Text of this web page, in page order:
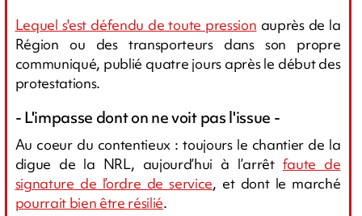
Lequel s'est défendu de toute pression auprès de la
Région ou des transporteurs dans son propre
communiqué, publié quatre jours après le début des
protestations.
- L'impasse dont on ne voit pas l'issue -
Au coeur du contentieux : toujours le chantier de la
digue de la NRL, aujourd’hui à l’arrêt faute de
signature de l’ordre de service, et dont le marché
pourrait bien être résilié.